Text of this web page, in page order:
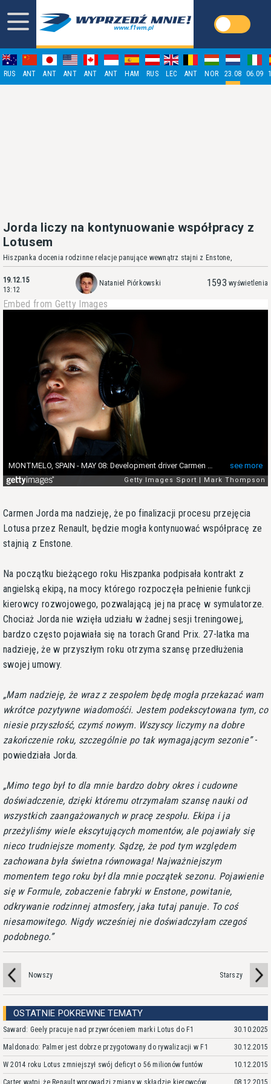
RUS ANT ANT ANT ANT ANT HAM RUS LEC ANT NOR 23.08 06.09
Jorda liczy na kontynuowanie współpracy z
Lotusem
Hiszpanka docenia rodzinne relacje panujące wewnątrz stajni z Enstone,
19.12.15
13:12
Nataniel Piórkowski 1593 wyświetlenia
Embed from Getty Images
Carmen Jorda ma nadzieję, że po finalizacji procesu przejęcia
Lotusa przez Renault, będzie mogła kontynuować współpracę ze
stajnią z Enstone.
Na początku bieżącego roku Hiszpanka podpisała kontrakt z
angielską ekipą, na mocy którego rozpoczęła pełnienie funkcji
kierowcy rozwojowego, pozwalającą jej na pracę w symulatorze.
Chociaż Jorda nie wzięła udziału w żadnej sesji treningowej,
bardzo często pojawiała się na torach Grand Prix. 27-latka ma
nadzieję, że w przyszłym roku otrzyma szansę przedłużenia
swojej umowy.
Mam nadzieję, że wraz z zespołem będę mogła przekazać wam
wkrótce pozytywne wiadomośći. Jestem podekscytowana tym, co
niesie przyszłość, czymś nowym. Wszyscy liczymy na dobre
zakończenie roku, szczególnie po tak wymagającym sezonie -
powiedziała Jorda.
Mimo tego był to dla mnie bardzo dobry okres i cudowne
doświadczenie, dzięki któremu otrzymałam szansę nauki od
wszystkich zaangażowanych w pracę zespołu. Ekipa i ja
przeżyliśmy wiele ekscytujących momentów, ale pojawiały się
nieco trudniejsze momenty. Sądzę, że pod tym względem
zachowana była świetna równowaga! Najważniejszym
momentem tego roku był dla mnie początek sezonu. Pojawienie
się w Formule, zobaczenie fabryki w Enstone, powitanie,
odkrywanie rodzinnej atmosfery, jaka tutaj panuje. To coś
niesamowitego. Nigdy wcześniej nie doświadczyłam czegoś
podobnego.
Nowszy Starszy
OSTATNIE POKREWNE TEMATY
Saward: Geely pracuje nad przywróceniem marki Lotus do F1 30.10.2025
Maldonado: Palmer jest dobrze przygotowany do rywalizacji w F1 30.12.2015
W 2014 roku Lotus zmniejszył swój deficyt o 56 milionów funtów 10.12.2015
Carter wątpi, że Renault wprowadzi zmiany w składzie kierowców 08.12.2015